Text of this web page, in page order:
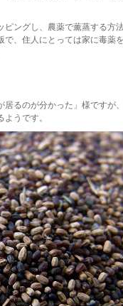
ングし、農薬で薫蒸する方
、住人にとっては家に毒薬
るのが分かった」様ですが
うです。